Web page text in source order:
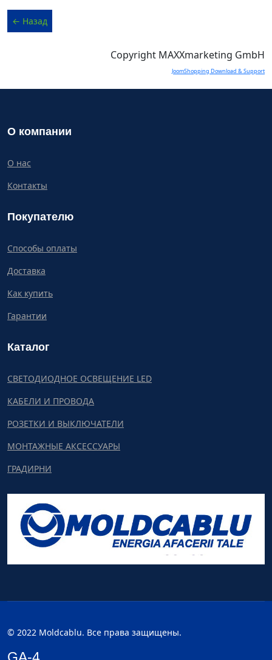
Copyright MAXXmarketing GmbH
JoomShopping Download & Support
О компании
О нас
Контакты
Покупателю
Способы оплаты
Доставка
Как купить
Гарантии
Каталог
СВЕТОДИОДНОЕ ОСВЕЩЕНИЕ LED
КАБЕЛИ И ПРОВОДА
РОЗЕТКИ И ВЫКЛЮЧАТЕЛИ
МОНТАЖНЫЕ АКСЕССУАРЫ
ГРАДИРНИ
© 2022 Moldcablu. Все права защищены.